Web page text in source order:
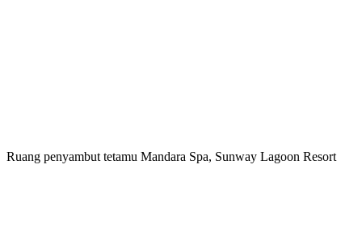
Ruang penyambut tetamu Mandara Spa, Sunway Lagoon Resort